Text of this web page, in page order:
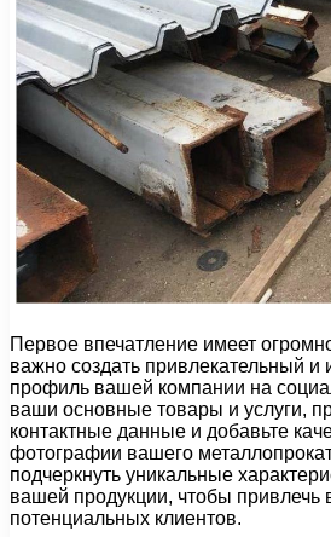
Первое впечатление имеет
важно создать привлекательный
профиль вашей компании на
ваши основные товары и услуги,
контактные данные и добавьте
фотографии вашего
подчеркнуть уникальные
вашей продукции, чтобы привлечь
потенциальных клиентов.